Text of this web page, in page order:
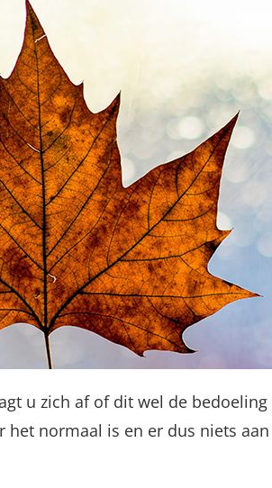
u zich af of dit wel de
het normaal is en er dus niets